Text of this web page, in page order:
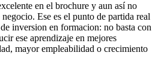
en el brochure y aun así no
Ese es el punto de partida real
inversion en formacion: no basta con
ese aprendizaje en mejores
mayor empleabilidad o crecimiento